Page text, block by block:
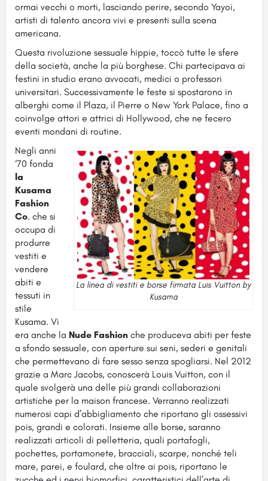
ormai vecchi o morti, lasciando perire, secondo Yayoi,
artisti di talento ancora vivi e presenti sulla scena
americana.
Questa rivoluzione sessuale hippie, toccò tutte le sfere
della società, anche la più borghese. Chi partecipava ai
festini in studio erano avvocati, medici o professori
universitari. Successivamente le feste si spostarono in
alberghi come il Plaza, il Pierre o New York Palace, fino a
coinvolge attori e attrici di Hollywood, che ne fecero
eventi mondani di routine.
La linea di vestiti e borse firmata Luis Vuitton by
Kusama
Negli anni
‘70 fonda
la
Kusama
Fashion
Co. che si
occupa di
produrre
vestiti e
vendere
abiti e
tessuti in
stile
Kusama. Vi
era anche la Nude Fashion che produceva abiti per feste
a sfondo sessuale, con aperture sui seni, sederi e genitali
che permettevano di fare sesso senza spogliarsi. Nel 2012
grazie a Marc Jacobs, conoscerà Louis Vuitton, con il
quale svolgerà una delle più grandi collaborazioni
artistiche per la maison francese. Verranno realizzati
numerosi capi d’abbigliamento che riportano gli ossessivi
pois, grandi e colorati. Insieme alle borse, saranno
realizzati articoli di pelletteria, quali portafogli,
pochettes, portamonete, bracciali, scarpe, nonché teli
mare, parei, e foulard, che oltre ai pois, riportano le